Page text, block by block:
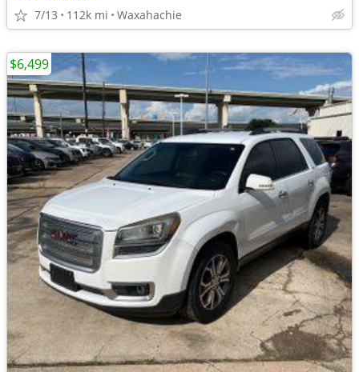
7/13 112k mi Waxahachie
$6,499